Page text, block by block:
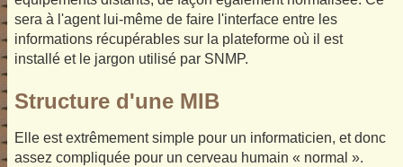
sera à l'agent lui-même de faire l'interface entre les
informations récupérables sur la plateforme où il est
installé et le jargon utilisé par SNMP.
Structure d'une MIB
Elle est extrêmement simple pour un informaticien, et donc
assez compliquée pour un cerveau humain « normal ».